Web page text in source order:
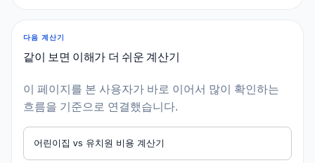
다음 계산기
같이 보면 이해가 더 쉬운 계산기
이 페이지를 본 사용자가 바로 이어서 많이 확인하는
흐름을 기준으로 연결했습니다.
어린이집 vs 유치원 비용 계산기